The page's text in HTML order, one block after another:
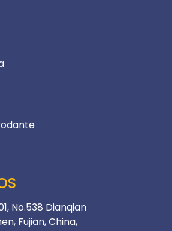
No.538 Dianqian
Fujian, China,